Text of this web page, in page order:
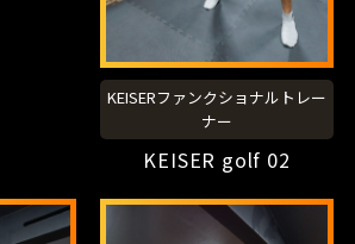
KEISERファンクショナルトレー
ナー
KEISER golf 02